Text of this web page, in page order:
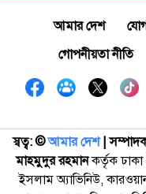
আমার দেশ
গোপনীয়তা নীতি
স্বত্ব: ©️আমার দেশ|
মাহমুদুর রহমানকর্তৃক ঢাকা
ইসলাম অ্যাভিনিউ,